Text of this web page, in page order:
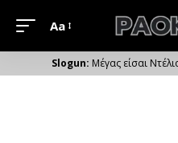
Μέγεθος
Γραμματοσειράς
Aa
Μέγας είσαι